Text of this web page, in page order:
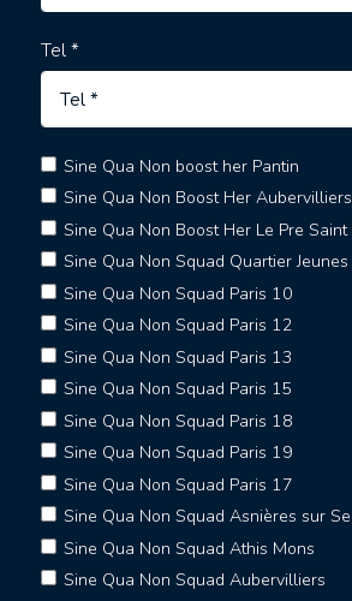
Tel *
Sine Qua Non boost her Pantin
Sine Qua Non Boost Her Aubervilliers
Sine Qua Non Boost Her Le Pre Saint
Sine Qua Non Squad Quartier Jeunes
Sine Qua Non Squad Paris 10
Sine Qua Non Squad Paris 12
Sine Qua Non Squad Paris 13
Sine Qua Non Squad Paris 15
Sine Qua Non Squad Paris 18
Sine Qua Non Squad Paris 19
Sine Qua Non Squad Paris 17
Sine Qua Non Squad Asnières sur
Sine Qua Non Squad Athis Mons
Sine Qua Non Squad Aubervilliers